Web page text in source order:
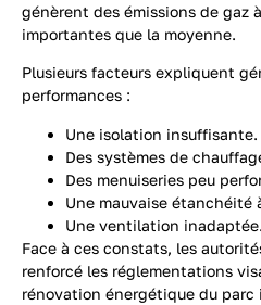
génèrent des émissions de gaz
importantes que la moyenne.
Plusieurs facteurs expliquent
performances :
Une isolation insuffisante.
Des systèmes de
Des menuiseries peu
Une mauvaise étanchéité
Une ventilation inadaptée.
Face à ces constats, les
renforcé les réglementations
rénovation énergétique du parc